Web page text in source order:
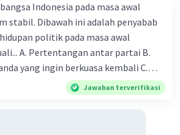
100
Balas
kebangsawanan di depan namanya.
agar dapat bebas dekat dengan
maupun hatinya. Ki Hadjar
Sekolah Dasar di ELS (Sekolah
melanjutkan sekolahnya ke STOVIA
Lantaran sakit, sekolahnya
Indonesia pada masa awal
stabil. Dibawah ini adalah penyabab
politik pada masa awal
A. Pertentangan antar partai B.
yang ingin berkuasa kembali C.
ekonomi dan keuangan D. Terjadinya
E. Munculnya gangguan keamanan
Jawaban terverifikasi